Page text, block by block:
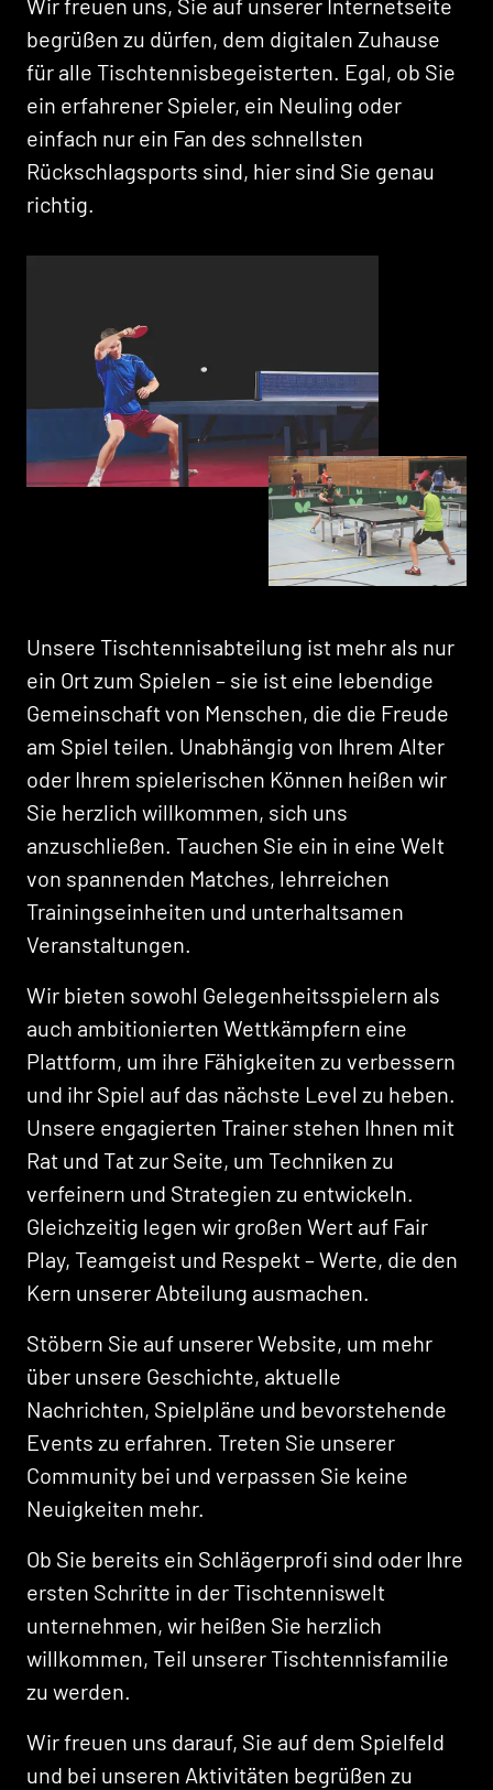
Wir freuen uns, Sie auf unserer Internetseite
begrüßen zu dürfen, dem digitalen Zuhause
für alle Tischtennisbegeisterten. Egal, ob Sie
ein erfahrener Spieler, ein Neuling oder
einfach nur ein Fan des schnellsten
Rückschlagsports sind, hier sind Sie genau
richtig.
Unsere Tischtennisabteilung ist mehr als nur
ein Ort zum Spielen – sie ist eine lebendige
Gemeinschaft von Menschen, die die Freude
am Spiel teilen. Unabhängig von Ihrem Alter
oder Ihrem spielerischen Können heißen wir
Sie herzlich willkommen, sich uns
anzuschließen. Tauchen Sie ein in eine Welt
von spannenden Matches, lehrreichen
Trainingseinheiten und unterhaltsamen
Veranstaltungen.
Wir bieten sowohl Gelegenheitsspielern als
auch ambitionierten Wettkämpfern eine
Plattform, um ihre Fähigkeiten zu verbessern
und ihr Spiel auf das nächste Level zu heben.
Unsere engagierten Trainer stehen Ihnen mit
Rat und Tat zur Seite, um Techniken zu
verfeinern und Strategien zu entwickeln.
Gleichzeitig legen wir großen Wert auf Fair
Play, Teamgeist und Respekt – Werte, die den
Kern unserer Abteilung ausmachen.
Stöbern Sie auf unserer Website, um mehr
über unsere Geschichte, aktuelle
Nachrichten, Spielpläne und bevorstehende
Events zu erfahren. Treten Sie unserer
Community bei und verpassen Sie keine
Neuigkeiten mehr.
Ob Sie bereits ein Schlägerprofi sind oder Ihre
ersten Schritte in der Tischtenniswelt
unternehmen, wir heißen Sie herzlich
willkommen, Teil unserer Tischtennisfamilie
zu werden.
Wir freuen uns darauf, Sie auf dem Spielfeld
und bei unseren Aktivitäten begrüßen zu